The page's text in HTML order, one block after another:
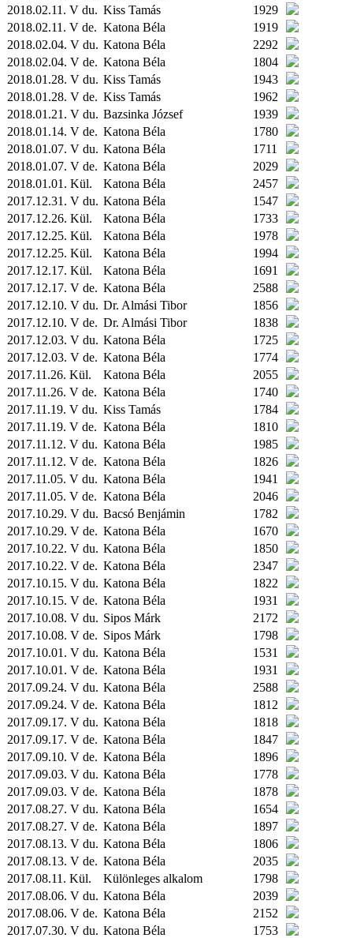
2018.02.11. V du. Kiss Tamás
1929
2018.02.11. V de. Katona Béla
1919
2018.02.04. V du. Katona Béla
2292
2018.02.04. V de. Katona Béla
1804
2018.01.28. V du. Kiss Tamás
1943
2018.01.28. V de. Kiss Tamás
1962
2018.01.21. V du. Bazsinka József
1939
2018.01.14. V de. Katona Béla
1780
2018.01.07. V du. Katona Béla
1711
2018.01.07. V de. Katona Béla
2029
2018.01.01. Kül. Katona Béla
2457
2017.12.31. V du. Katona Béla
1547
2017.12.26. Kül. Katona Béla
1733
2017.12.25. Kül. Katona Béla
1978
2017.12.25. Kül. Katona Béla
1994
2017.12.17. Kül. Katona Béla
1691
2017.12.17. V de. Katona Béla
2588
2017.12.10. V du. Dr. Almási Tibor
1856
2017.12.10. V de. Dr. Almási Tibor
1838
2017.12.03. V du. Katona Béla
1725
2017.12.03. V de. Katona Béla
1774
2017.11.26. Kül. Katona Béla
2055
2017.11.26. V de. Katona Béla
1740
2017.11.19. V du. Kiss Tamás
1784
2017.11.19. V de. Katona Béla
1810
2017.11.12. V du. Katona Béla
1985
2017.11.12. V de. Katona Béla
1826
2017.11.05. V du. Katona Béla
1941
2017.11.05. V de. Katona Béla
2046
2017.10.29. V du. Bacsó Benjámin
1782
2017.10.29. V de. Katona Béla
1670
2017.10.22. V du. Katona Béla
1850
2017.10.22. V de. Katona Béla
2347
2017.10.15. V du. Katona Béla
1822
2017.10.15. V de. Katona Béla
1931
2017.10.08. V du. Sipos Márk
2172
2017.10.08. V de. Sipos Márk
1798
2017.10.01. V du. Katona Béla
1531
2017.10.01. V de. Katona Béla
1931
2017.09.24. V du. Katona Béla
2588
2017.09.24. V de. Katona Béla
1812
2017.09.17. V du. Katona Béla
1818
2017.09.17. V de. Katona Béla
1847
2017.09.10. V de. Katona Béla
1896
2017.09.03. V du. Katona Béla
1778
2017.09.03. V de. Katona Béla
1878
2017.08.27. V du. Katona Béla
1654
2017.08.27. V de. Katona Béla
1897
2017.08.13. V du. Katona Béla
1806
2017.08.13. V de. Katona Béla
2035
2017.08.11. Kül. Különleges alkalom
1798
2017.08.06. V du. Katona Béla
2039
2017.08.06. V de. Katona Béla
2152
2017.07.30. V du. Katona Béla
1753